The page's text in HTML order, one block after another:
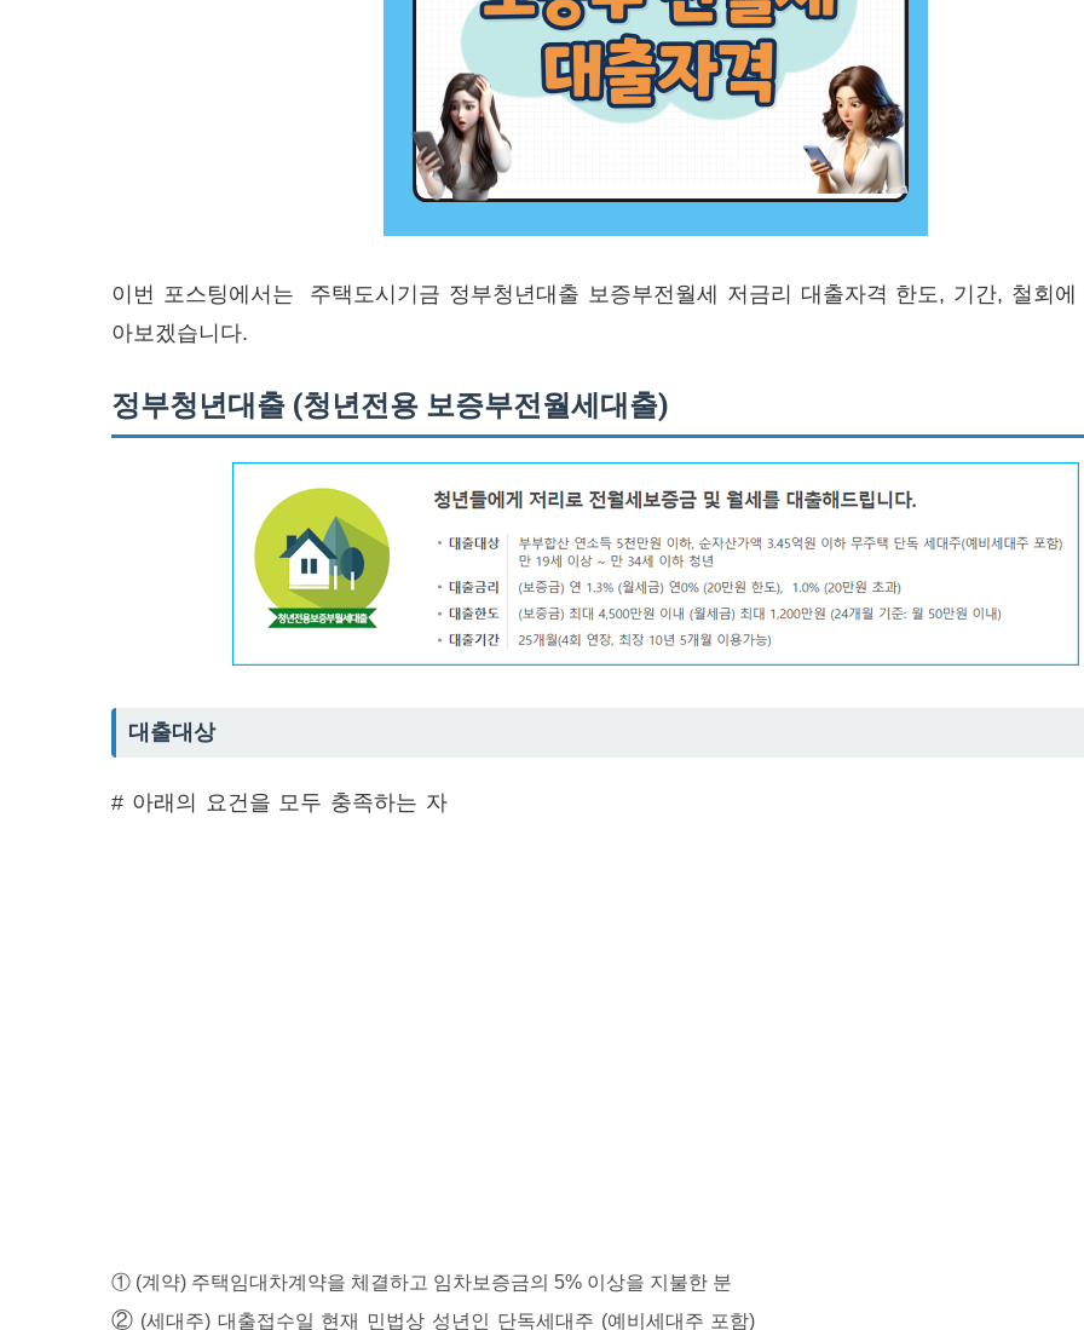
이번 포스팅에서는 주택도시기금 정부청년대출 보증부전월세 저금리 대출자격 한도, 기간, 철회
아보겠습니다.
정부청년대출 (청년전용 보증부전월세대출)
대출대상
# 아래의 요건을 모두 충족하는 자
① (계약) 주택임대차계약을 체결하고 임차보증금의 5% 이상을 지불한 분
② (세대주) 대출접수일 현재 민법상 성년인 단독세대주 (예비세대주 포함)